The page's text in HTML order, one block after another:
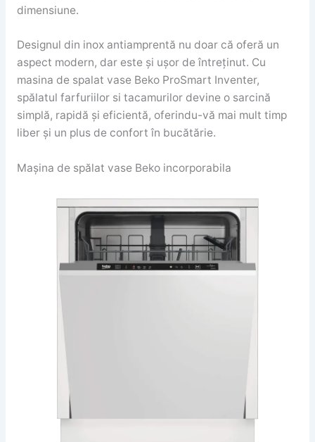
dimensiune.
Designul din inox antiamprentă nu doar că oferă un
aspect modern, dar este și ușor de întreținut. Cu
masina de spalat vase Beko ProSmart Inventer,
spălatul farfuriilor si tacamurilor devine o sarcină
simplă, rapidă și eficientă, oferindu-vă mai mult timp
liber și un plus de confort în bucătărie.
Mașina de spălat vase Beko incorporabila